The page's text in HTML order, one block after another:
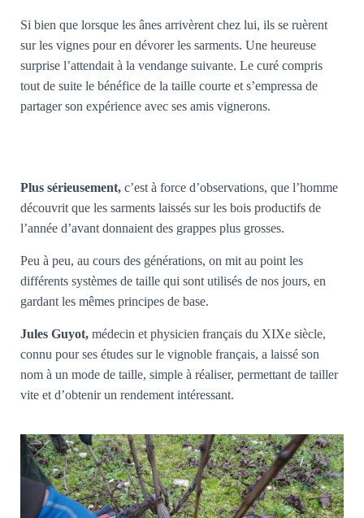
Si bien que lorsque les ânes arrivèrent chez lui, ils se ruèrent
sur les vignes pour en dévorer les sarments. Une heureuse
surprise l’attendait à la vendange suivante. Le curé compris
tout de suite le bénéfice de la taille courte et s’empressa de
partager son expérience avec ses amis vignerons.
Plus sérieusement, c’est à force d’observations, que l’homme
découvrit que les sarments laissés sur les bois productifs de
l’année d’avant donnaient des grappes plus grosses.
Peu à peu, au cours des générations, on mit au point les
différents systèmes de taille qui sont utilisés de nos jours, en
gardant les mêmes principes de base.
Jules Guyot, médecin et physicien français du XIXe siècle,
connu pour ses études sur le vignoble français, a laissé son
nom à un mode de taille, simple à réaliser, permettant de tailler
vite et d’obtenir un rendement intéressant.